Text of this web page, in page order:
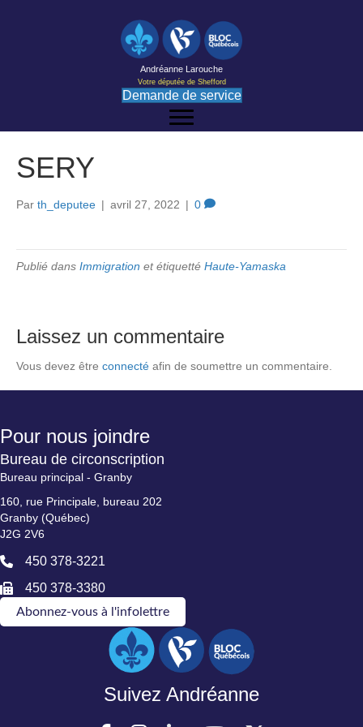
Andréanne Larouche
Votre députée de Shefford
Demande de service
SERY
Par th_deputee | avril 27, 2022 | 0
Publié dans Immigration et étiquetté Haute-Yamaska
Laissez un commentaire
Vous devez être connecté afin de soumettre un commentaire.
Pour nous joindre
Bureau de circonscription
Bureau principal - Granby
160, rue Principale, bureau 202
Granby (Québec)
J2G 2V6
450 378-3221
450 378-3380
Abonnez-vous à l'infolettre
Suivez Andréanne